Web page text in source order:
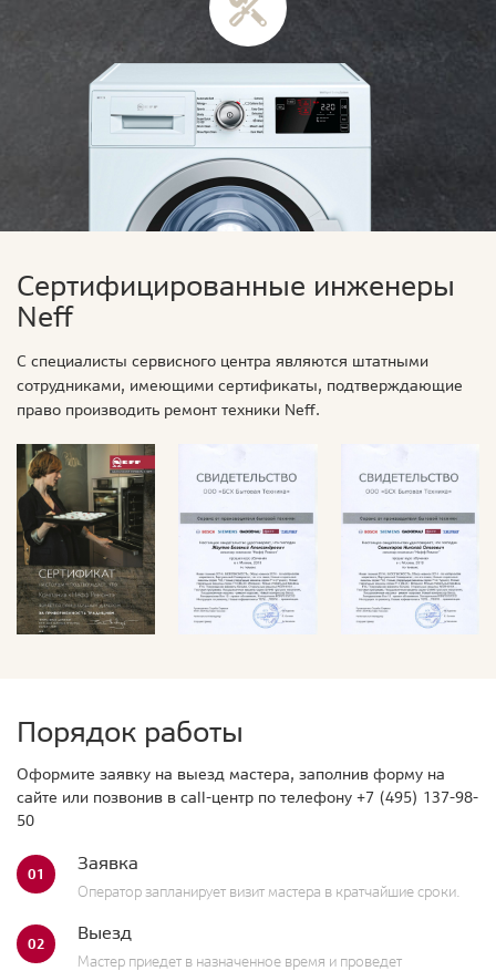
Сертифицированные инженеры
Neff
С специалисты сервисного центра являются штатными
сотрудниками, имеющими сертификаты, подтверждающие
право производить ремонт техники Neff.
Порядок работы
Оформите заявку на выезд мастера, заполнив форму на
сайте или позвонив в call-центр по телефону +7 (495) 137-98-
50
01 Заявка
Оператор запланирует визит мастера в кратчайшие сроки.
02 Выезд
Мастер приедет в назначенное время и проведет